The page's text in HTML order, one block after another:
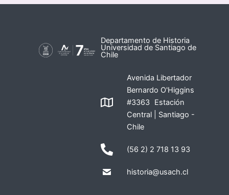
Departamento de Historia
Universidad de Santiago de
Chile
Avenida Libertador
Bernardo O'Higgins
#3363 Estación
Central | Santiago -
Chile
(56 2) 2 718 13 93
historia@usach.cl